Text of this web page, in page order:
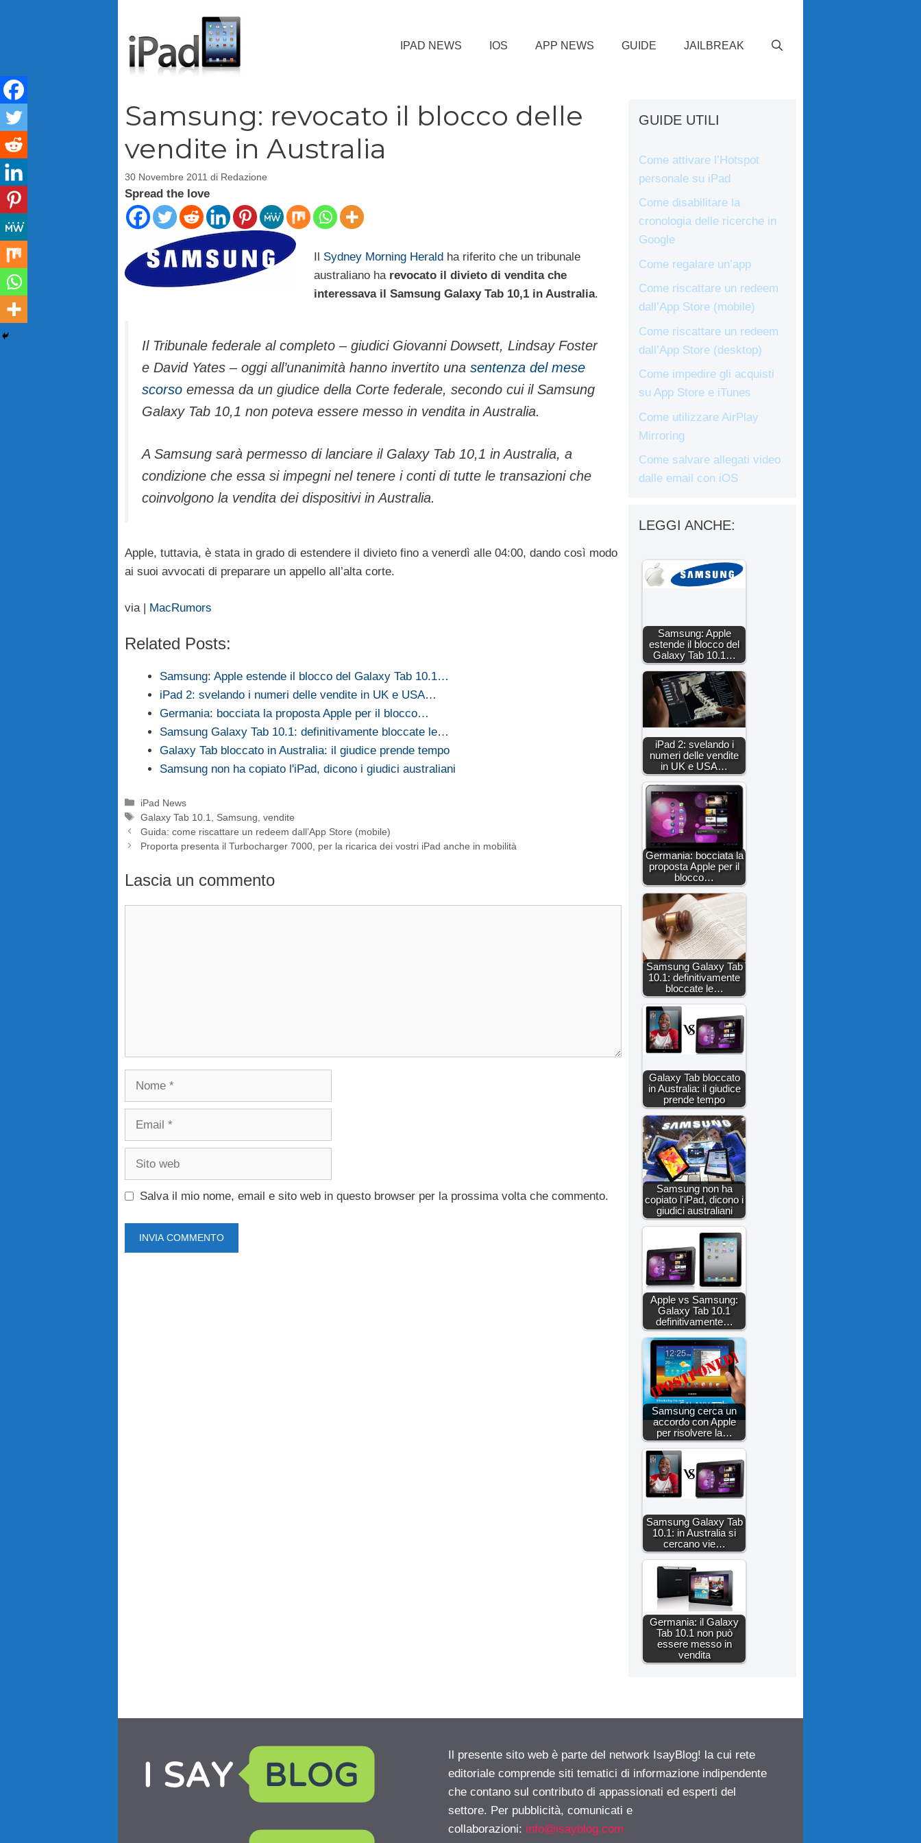
IPAD NEWS IOS APP NEWS GUIDE JAILBREAK
Samsung: revocato il blocco delle
vendite in Australia
30 Novembre 2011 di Redazione
Spread the love
Sydney Morning Herald ha riferito che un tribunale
australiano ha revocato il divieto di vendita che
interessava il Samsung Galaxy Tab 10,1 in Australia.
Il Tribunale federale al completo – giudici Giovanni Dowsett, Lindsay Foster
e David Yates – oggi all’unanimità hanno invertito una sentenza del mese
scorso emessa da un giudice della Corte federale, secondo cui il Samsung
Galaxy Tab 10,1 non poteva essere messo in vendita in Australia.
A Samsung sarà permesso di lanciare il Galaxy Tab 10,1 in Australia, a
condizione che essa si impegni nel tenere i conti di tutte le transazioni che
coinvolgono la vendita dei dispositivi in ​​Australia.
Apple, tuttavia, è stata in grado di estendere il divieto fino a venerdì alle 04:00, dando così modo
ai suoi avvocati di preparare un appello all’alta corte.
via | MacRumors
Related Posts:
Samsung: Apple estende il blocco del Galaxy Tab 10.1…
iPad 2: svelando i numeri delle vendite in UK e USA…
Germania: bocciata la proposta Apple per il blocco…
Samsung Galaxy Tab 10.1: definitivamente bloccate le…
Galaxy Tab bloccato in Australia: il giudice prende tempo
Samsung non ha copiato l'iPad, dicono i giudici australiani
Categorie
iPad News
Tag
Galaxy Tab 10.1 Samsung ,vendite
Guida: come riscattare un redeem dall’App Store (mobile)
Proporta presenta il Turbocharger 7000, per la ricarica dei vostri iPad anche in mobilità
Lascia un commento
Nome
Email
Sito
Salva il mio nome, email e sito web in questo browser per la prossima volta che commento.
GUIDE UTILI
Come attivare l’Hotspot
personale su iPad
Come disabilitare la
cronologia delle ricerche in
Google
Come regalare un’app
Come riscattare un redeem
dall’App Store (mobile)
Come riscattare un redeem
dall’App Store (desktop)
Come impedire gli acquisti
su App Store e iTunes
Come utilizzare AirPlay
Mirroring
Come salvare allegati video
dalle email con iOS
LEGGI ANCHE:
Samsung: Apple
estende il blocco del
Galaxy Tab 10.1…
iPad 2: svelando i
numeri delle vendite
in UK e USA…
Germania: bocciata la
proposta Apple per il
blocco…
Samsung Galaxy Tab
10.1: definitivamente
bloccate le…
Galaxy Tab bloccato
in Australia: il giudice
prende tempo
Samsung non ha
copiato l'iPad, dicono i
giudici australiani
Apple vs Samsung:
Galaxy Tab 10.1
definitivamente…
Samsung cerca un
accordo con Apple
per risolvere la…
Samsung Galaxy Tab
10.1: in Australia si
cercano vie…
Germania: il Galaxy
Tab 10.1 non può
essere messo in
vendita
Il presente sito web è parte del network IsayBlog! la cui rete
editoriale comprende siti tematici di informazione indipendente
che contano sul contributo di appassionati ed esperti del
settore. Per pubblicità, comunicati e
collaborazioni: info@isayblog.com